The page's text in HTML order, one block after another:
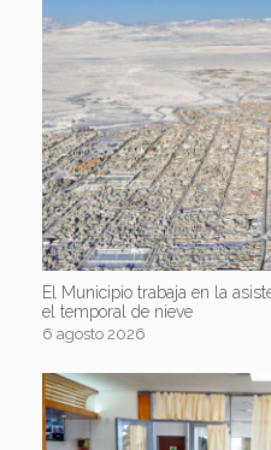
El Municipio trabaja en la
el temporal de nieve
6 agosto 2026